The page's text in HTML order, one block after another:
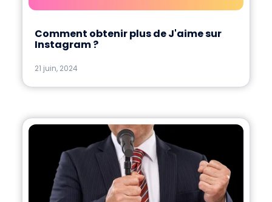
Comment obtenir plus de J'aime sur
Instagram ?
21 juin, 2024